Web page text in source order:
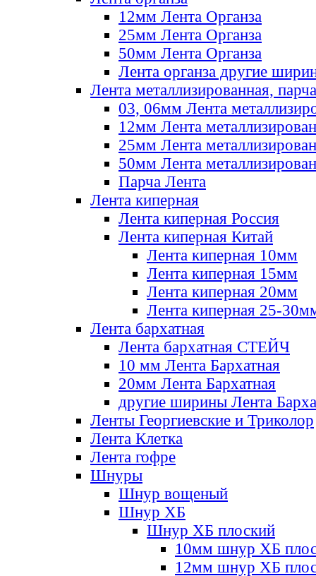
12мм Лента Органза
25мм Лента Органза
50мм Лента Органза
Лента органза другие
Лента металлизированная, парча
03, 06мм Лента
12мм Лента
25мм Лента
50мм Лента
Парча Лента
Лента киперная
Лента киперная Россия
Лента киперная Китай
Лента киперная 10мм
Лента киперная 15мм
Лента киперная 20мм
Лента киперная 25-
Лента бархатная
Лента бархатная СТЕЙЧ
10 мм Лента Бархатная
20мм Лента Бархатная
другие ширины Лента
Ленты Георгиевские и Триколор
Лента Клетка
Лента гофре
Шнуры
Шнур вощеный
Шнур ХБ
Шнур ХБ плоский
10мм шнур ХБ
12мм шнур ХБ